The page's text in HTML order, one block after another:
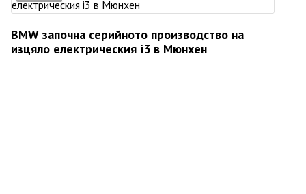
BMW започна серийното производство на
изцяло електрическия i3 в Мюнхен